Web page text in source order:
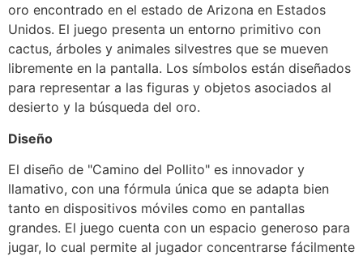
oro encontrado en el estado de Arizona en Estados
Unidos. El juego presenta un entorno primitivo con
cactus, árboles y animales silvestres que se mueven
libremente en la pantalla. Los símbolos están diseñados
para representar a las figuras y objetos asociados al
desierto y la búsqueda del oro.
Diseño
El diseño de "Camino del Pollito" es innovador y
llamativo, con una fórmula única que se adapta bien
tanto en dispositivos móviles como en pantallas
grandes. El juego cuenta con un espacio generoso para
jugar, lo cual permite al jugador concentrarse fácilmente